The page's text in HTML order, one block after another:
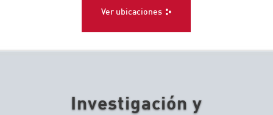
Ver ubicaciones
Investigación y